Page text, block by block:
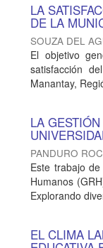
LA
DE LA
SOUZA DEL
El objetivo
satisfacción
Manantay,
LA
PANDURO
Este trabajo
Humanos
Explorando
EL CLIMA